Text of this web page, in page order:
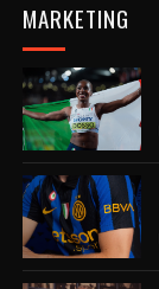
MARKETING